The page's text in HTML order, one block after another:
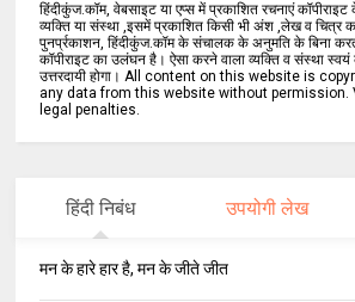
हिंदीकुंज.कॉम, वेबसाइट या एप्स में प्रकाशित रचनाएं
व्यक्ति या संस्था ,इसमें प्रकाशित किसी भी अंश ,लेख व चित्र
पुनर्प्रकाशन, हिंदीकुंज.कॉम के संचालक के अनुमति के बिना
कॉपीराइट का उलंघन है। ऐसा करने वाला व्यक्ति व संस्था स्वयं
उत्तरदायी होगा। All content on this website is
any data from this website without
legal penalties.
हिंदी निबंध उपयोगी लेख
मन के हारे हार है, मन के जीते जीत